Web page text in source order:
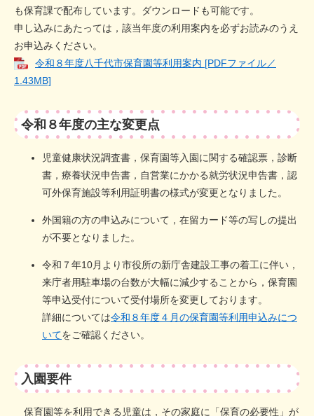
も保育課で配布しています。ダウンロードも可能です。
申し込みにあたっては，該当年度の利用案内を必ずお読みのうえ
お申込みください。
​令和８年度八千代市保育園等利用案内 [PDFファイル／
1.43MB]
令和８年度の主な変更点
児童健康状況調査書，保育園等入園に関する確認票，診断
書，療養状況申告書，自営業にかかる就労状況申告書，認
可外保育施設等利用証明書の様式が変更となりました。
​外国籍の方の申込みについて，在留カード等の写しの提出
が不要となりました。
令和７年10月より市役所の新庁舎建設工事の着工に伴い，
来庁者用駐車場の台数が大幅に減少することから，保育園
等申込受付について受付場所を変更しております。
詳細については令和８年度４月の保育園等利用申込みにつ
いてをご確認ください。​
入園要件
保育園等を利用できる児童は，その家庭に「保育の必要性」が